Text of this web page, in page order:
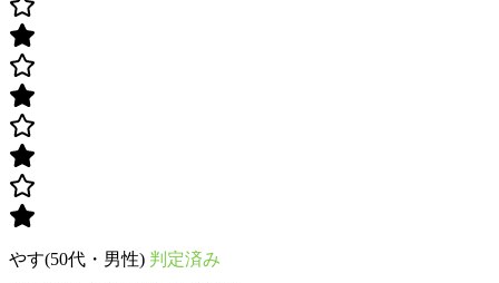
やす(50代・男性) 判定済み